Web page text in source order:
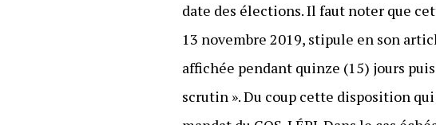
date des élections. Il faut noter que
13 novembre 2019, stipule en son
affichée pendant quinze (15) jours
scrutin ». Du coup cette disposition